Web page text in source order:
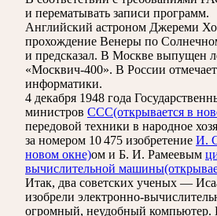
и перематывать записи программ.
Английский астроном Джереми
прохождение Венеры по
и предсказал. В Москве выпущен
«Москвич-400». В России
информатики.
4 декабря 1948 года
министров ССС(открывается в
передовой техники в народное
за номером 10 475 изобретение И.
новом окне)ом и Б. И. Рамеевым
вычислительной машины
Итак, два советских ученых —
изобрели электронно-
огромный, неудобный компьютер.